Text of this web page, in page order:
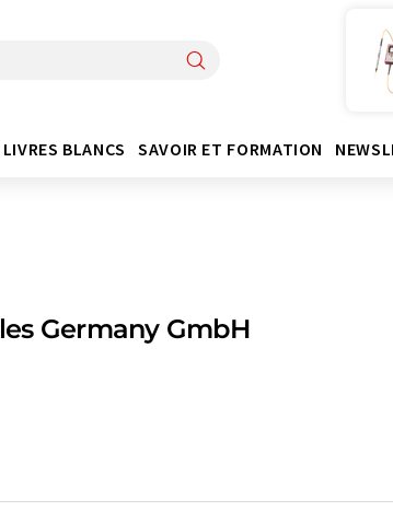
LIVRES BLANCS SAVOIR ET FORMATION
Germany GmbH